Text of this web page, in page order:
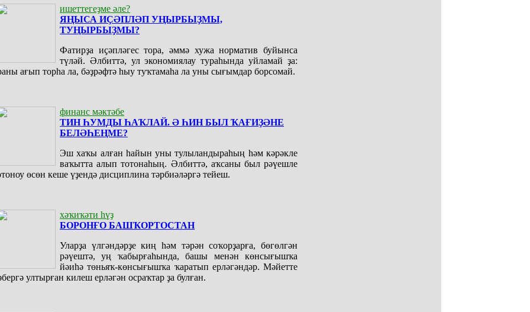
ишеттегеҙме әле?
ЯҢЫСА ИҪӘПЛӘП УҢЫРБЫҘМЫ,
ТУҢЫРБЫҘМЫ?
Фатирҙа иҫәпләгес тора, әммә хужа норматив буйынса
түләй. Әлбиттә, ул экономиялау тураһында уйламай ҙа:
ағып торһа ла, бәҙрәфтә һыу туҡтамаһа ла уны сығымдар борсомай.
финанс мәктәбе
ТИН ҺУМДЫ ҺАҠЛАЙ. Ә ҺИН БЫЛ ҠАҒИҘӘНЕ
БЕЛӘҺЕҢМЕ?
Эш хаҡы алған һайын уны тулыландыраһың һәм кәрәкле
ваҡытта алып тотонаһың. Әлбиттә, аҡсаны был рәүешле
өсөн кеше үҙендә дисциплина тәрбиәләргә тейеш.
хәҡиҡәти һүҙ
БОРОНҒО БАШҠОРТОСТАН
Уларҙа үлгәндәрҙе киң һәм тәрән соҡорҙарға, бөгөлгән
рәүештә, уң ҡабырғаһында, башы менән көнсығышҡа
йәиһә төньяҡ-көнсығышҡа ҡаратып ерләгәндәр. Мәйетте
ултырған килеш ерләгән осраҡтар ҙа булған.